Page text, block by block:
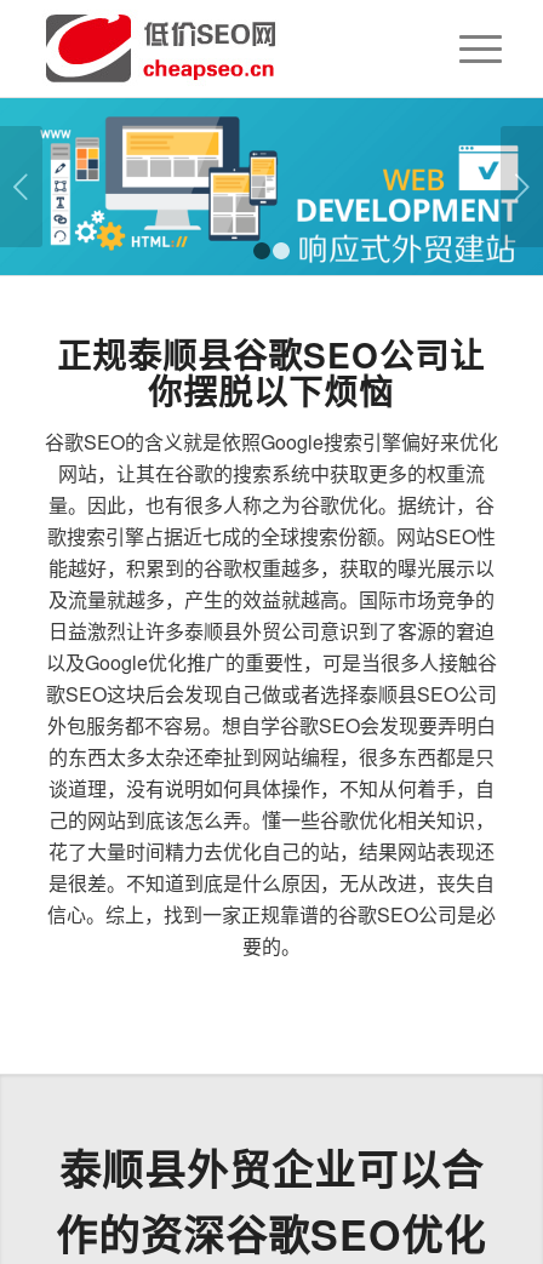
下一页
1 2
正规泰顺县谷歌SEO公司让
你摆脱以下烦恼
谷歌SEO的含义就是依照Google搜索引擎偏好来优化
网站，让其在谷歌的搜索系统中获取更多的权重流
量。因此，也有很多人称之为谷歌优化。据统计，谷
歌搜索引擎占据近七成的全球搜索份额。网站SEO性
能越好，积累到的谷歌权重越多，获取的曝光展示以
及流量就越多，产生的效益就越高。国际市场竞争的
日益激烈让许多泰顺县外贸公司意识到了客源的窘迫
以及Google优化推广的重要性，可是当很多人接触谷
歌SEO这块后会发现自己做或者选择泰顺县SEO公司
外包服务都不容易。想自学谷歌SEO会发现要弄明白
的东西太多太杂还牵扯到网站编程，很多东西都是只
谈道理，没有说明如何具体操作，不知从何着手，自
己的网站到底该怎么弄。懂一些谷歌优化相关知识，
花了大量时间精力去优化自己的站，结果网站表现还
是很差。不知道到底是什么原因，无从改进，丧失自
信心。综上，找到一家正规靠谱的谷歌SEO公司是必
要的。
泰顺县外贸企业可以合
作的资深谷歌SEO优化